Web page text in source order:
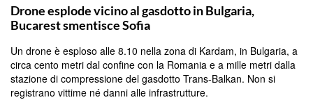
Drone esplode vicino al gasdotto in Bulgaria,
Bucarest smentisce Sofia
Un drone è esploso alle 8.10 nella zona di Kardam, in Bulgaria, a
circa cento metri dal confine con la Romania e a mille metri dalla
stazione di compressione del gasdotto Trans-Balkan. Non si
registrano vittime né danni alle infrastrutture.